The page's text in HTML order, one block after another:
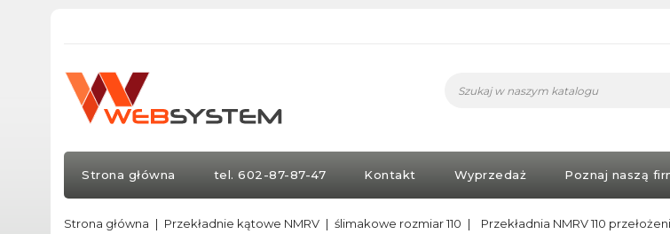
Strona główna tel. 602-87-87-47 Kontakt Wyprzedaż Poznaj naszą
Strona główna Przekładnie kątowe NMRV ślimakowe rozmiar 110 Przekładnia NMRV 110